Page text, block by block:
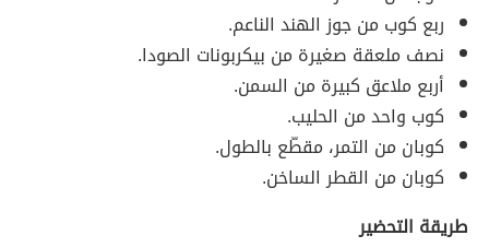
ربع كوب من جوز الهند الناعم.
نصف ملعقة صغيرة من بيكربونات الصودا.
أربع ملاعق كبيرة من السمن.
كوب واحد من الحليب.
كوبان من التمر، مقطّع بالطول.
كوبان من القطر الساخن.
طريقة التحضير